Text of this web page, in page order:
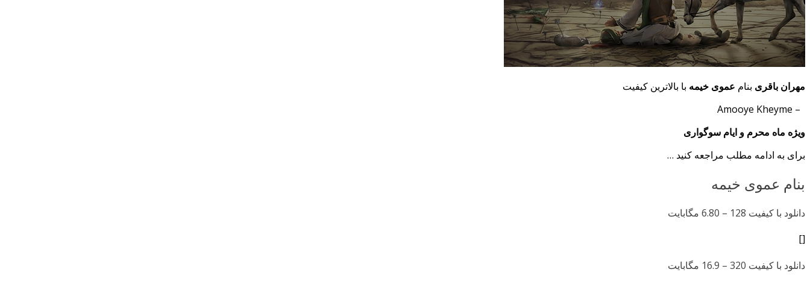
مهران باقری بنام عموی خیمه با بالاترین کیفیت
– Amooye Kheyme
ویژه ماه محرم و ایام سوگواری
برای به ادامه مطلب مراجعه کنید …
بنام عموی خیمه
دانلود با کیفیت 128 –
6.80 مگابایت
[]
دانلود با کیفیت 320 –
16.9 مگابایت